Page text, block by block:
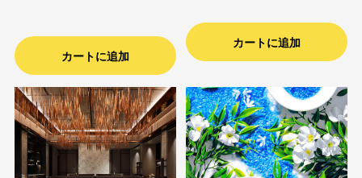
カートに追加
カートに追加